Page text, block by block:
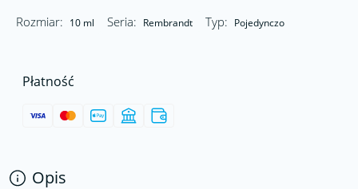
Rozmiar: 10 ml Seria: Rembrandt Typ: Pojedynczo
Płatność
Opis